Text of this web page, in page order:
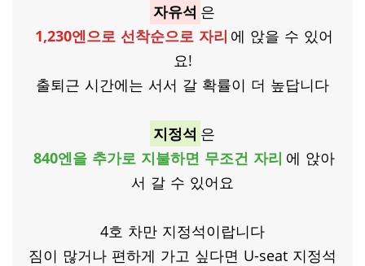
자유석 은
1,230엔으로 선착순으로 자리 에 앉을 수 있어
요!
출퇴근 시간에는 서서 갈 확률이 더 높답니다
지정석 은
840엔을 추가로 지불하면 무조건 자리 에 앉아
서 갈 수 있어요
4호 차만 지정석이랍니다
짐이 많거나 편하게 가고 싶다면 U-seat 지정석